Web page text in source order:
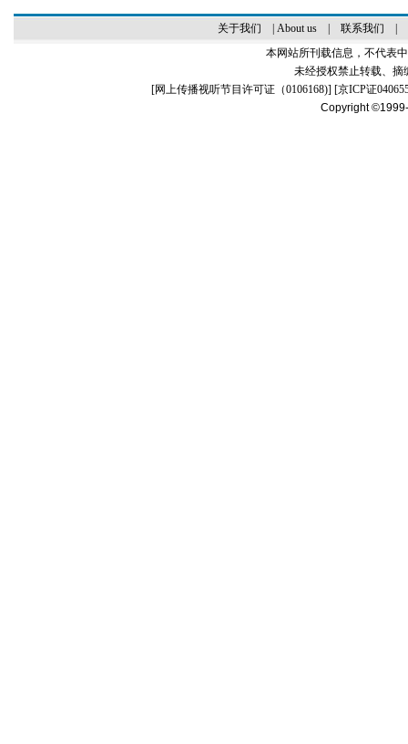
关于我们 About us| 联系我们
本网站所刊载信息，不代表
未经授权禁止转载、摘
[网上传播视听节目许可证（0106168)] [京ICP证
Copyright